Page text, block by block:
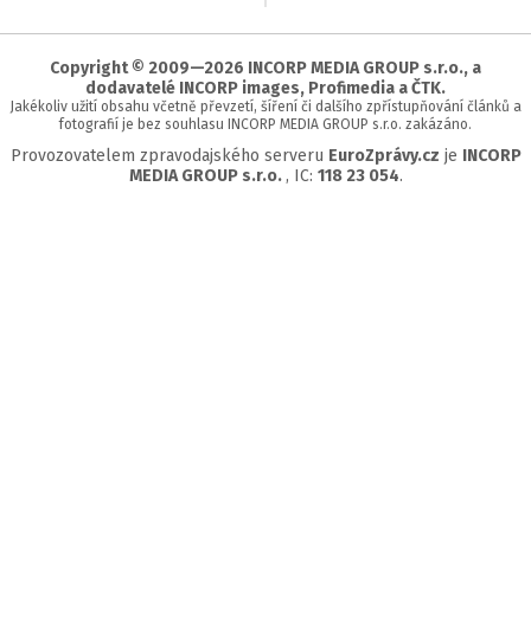
stránky
Copyright © 2009—2026 INCORP MEDIA GROUP s.r.o., a
dodavatelé INCORP images, Profimedia a ČTK.
Jakékoliv užití obsahu včetně převzetí, šíření či dalšího zpřístupňování článků a
fotografií je bez souhlasu INCORP MEDIA GROUP s.r.o. zakázáno.
Provozovatelem zpravodajského serveru EuroZprávy.cz je INCORP
MEDIA GROUP s.r.o. , IC: 118 23 054.